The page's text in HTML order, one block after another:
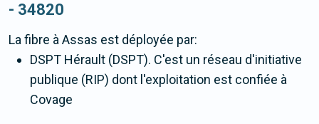
- 34820
La fibre à Assas est déployée par:
DSPT Hérault (DSPT). C'est un réseau d'initiative
publique (RIP) dont l'exploitation est confiée à
Covage